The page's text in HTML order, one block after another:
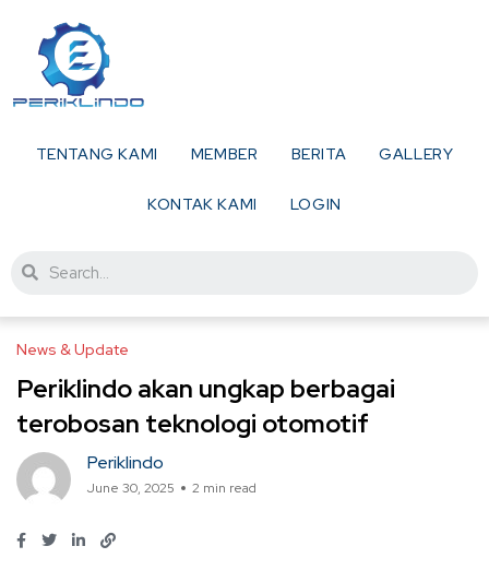
TENTANG KAMI MEMBER BERITA GALLERY
KONTAK KAMI LOGIN
News & Update
Periklindo akan ungkap berbagai
terobosan teknologi otomotif
Periklindo
June 30, 2025 2 min read